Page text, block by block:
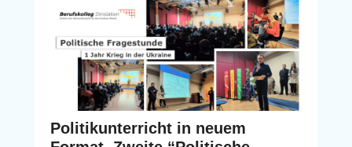
Politikunterricht in neuem